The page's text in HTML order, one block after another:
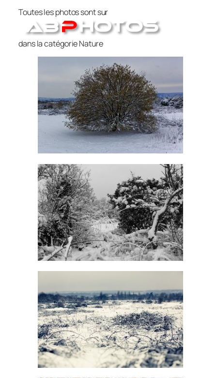
Toutes les photos sont sur
dans la catégorie Nature